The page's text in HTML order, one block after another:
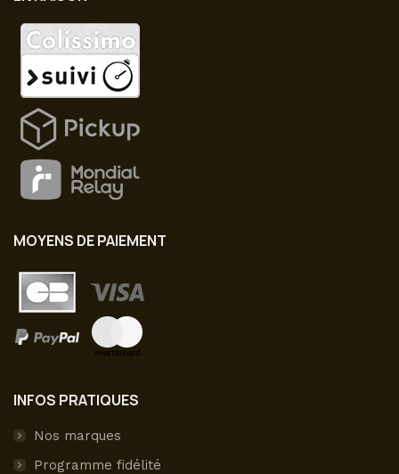
MOYENS DE PAIEMENT
INFOS PRATIQUES
Nos marques
Programme fidélité